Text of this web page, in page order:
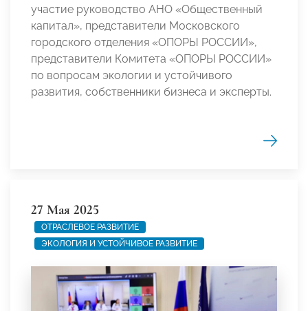
участие руководство АНО «Общественный
капитал», представители Московского
городского отделения «ОПОРЫ РОССИИ»,
представители Комитета «ОПОРЫ РОССИИ»
по вопросам экологии и устойчивого
развития, собственники бизнеса и эксперты.
27 Мая 2025
ОТРАСЛЕВОЕ РАЗВИТИЕ
ЭКОЛОГИЯ И УСТОЙЧИВОЕ РАЗВИТИЕ